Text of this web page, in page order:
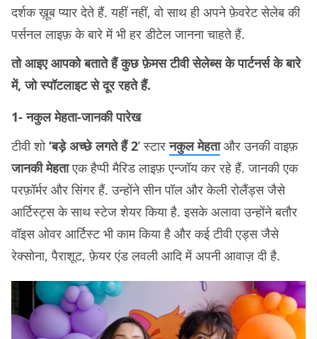
दर्शक ख़ूब प्यार देते हैं. यहीं नहीं, वो साथ ही अपने फ़ेवरेट सेलेब की
पर्सनल लाइफ़ के बारे में भी हर डीटेल जानना चाहते हैं.
तो आइए आपको बताते हैं कुछ फ़ेमस टीवी सेलेब्स के पार्टनर्स के बारे
में, जो स्पॉटलाइट से दूर रहते हैं.
1- नकुल मेहता-जानकी पारेख
टीवी शो‘बड़े अच्छे लगते हैं 2’ स्टार नकुल मेहताऔर उनकी वाइफ़
जानकी मेहताएक हैप्पी मैरिड लाइफ़ एन्जॉय कर रहे हैं. जानकी एक
परफ़ॉर्मर और सिंगर हैं. उन्होंने सीन पॉल और केली रोलैंड्स जैसे
आर्टिस्ट्स के साथ स्टेज शेयर किया है. इसके अलावा उन्होंने बतौर
वॉइस ओवर आर्टिस्ट भी काम किया है और कई टीवी एड्स जैसे
रेक्सोना, पैराशूट, फ़ेयर एंड लवली आदि में अपनी आवाज़ दी है.